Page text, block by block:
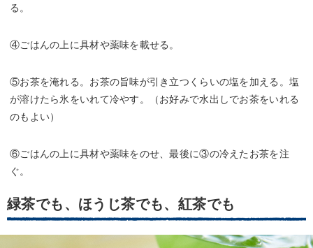
る。
④ごはんの上に具材や薬味を載せる。
⑤お茶を淹れる。お茶の旨味が引き立つくらいの塩を加える。塩
が溶けたら氷をいれて冷やす。（お好みで水出しでお茶をいれる
のもよい）
⑥ごはんの上に具材や薬味をのせ、最後に③の冷えたお茶を注
ぐ。
緑茶でも、ほうじ茶でも、紅茶でも